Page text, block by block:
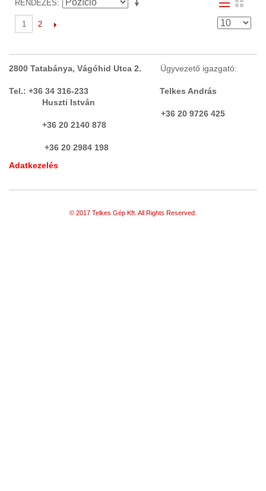
RENDEZÉS
1 2
2800 Tatabánya, Vágóhid Utca 2. Ügyvezető igazgató:
Tel.: +36 34 316-233 Telkes András
Huszti István
+36 20 9726 425
+36 20 2140 878
+36 20 2984 198
Adatkezelés
© 2017 Telkes Gép Kft. All Rights Reserved.